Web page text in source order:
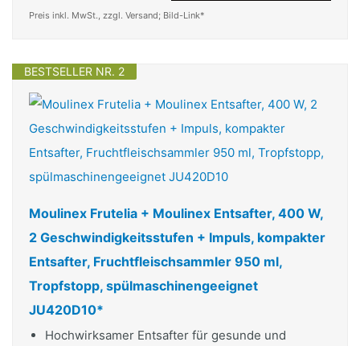
Preis inkl. MwSt., zzgl. Versand; Bild-Link*
BESTSELLER NR. 2
Moulinex Frutelia + Moulinex Entsafter, 400 W,
2 Geschwindigkeitsstufen + Impuls, kompakter
Entsafter, Fruchtfleischsammler 950 ml,
Tropfstopp, spülmaschinengeeignet
JU420D10*
Hochwirksamer Entsafter für gesunde und